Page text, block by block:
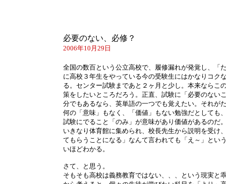
全国の数百という公立高校で、履修漏れが発覚し、「
に高校３年生をやっている今の受験生にはかなりコク
る。センター試験まであと２ヶ月と少し。本来ならこ
策をしたいところだろう。正直、試験に「必要のない
分でもあるなら、英単語の一つでも覚えたい。それが
何の「意味」もなく、「価値」もない勉強だとしても
試験にでること「のみ」が意味があり価値があるのだ
いきなり体育館に集められ、校長先生から説明を受け
てもらうことになる」なんて言われても「え～」とい
いほどわかる。
さて、と思う。
そもそも高校は義務教育ではない、、、という現実と
必要のない、必修？
2006年10月29日